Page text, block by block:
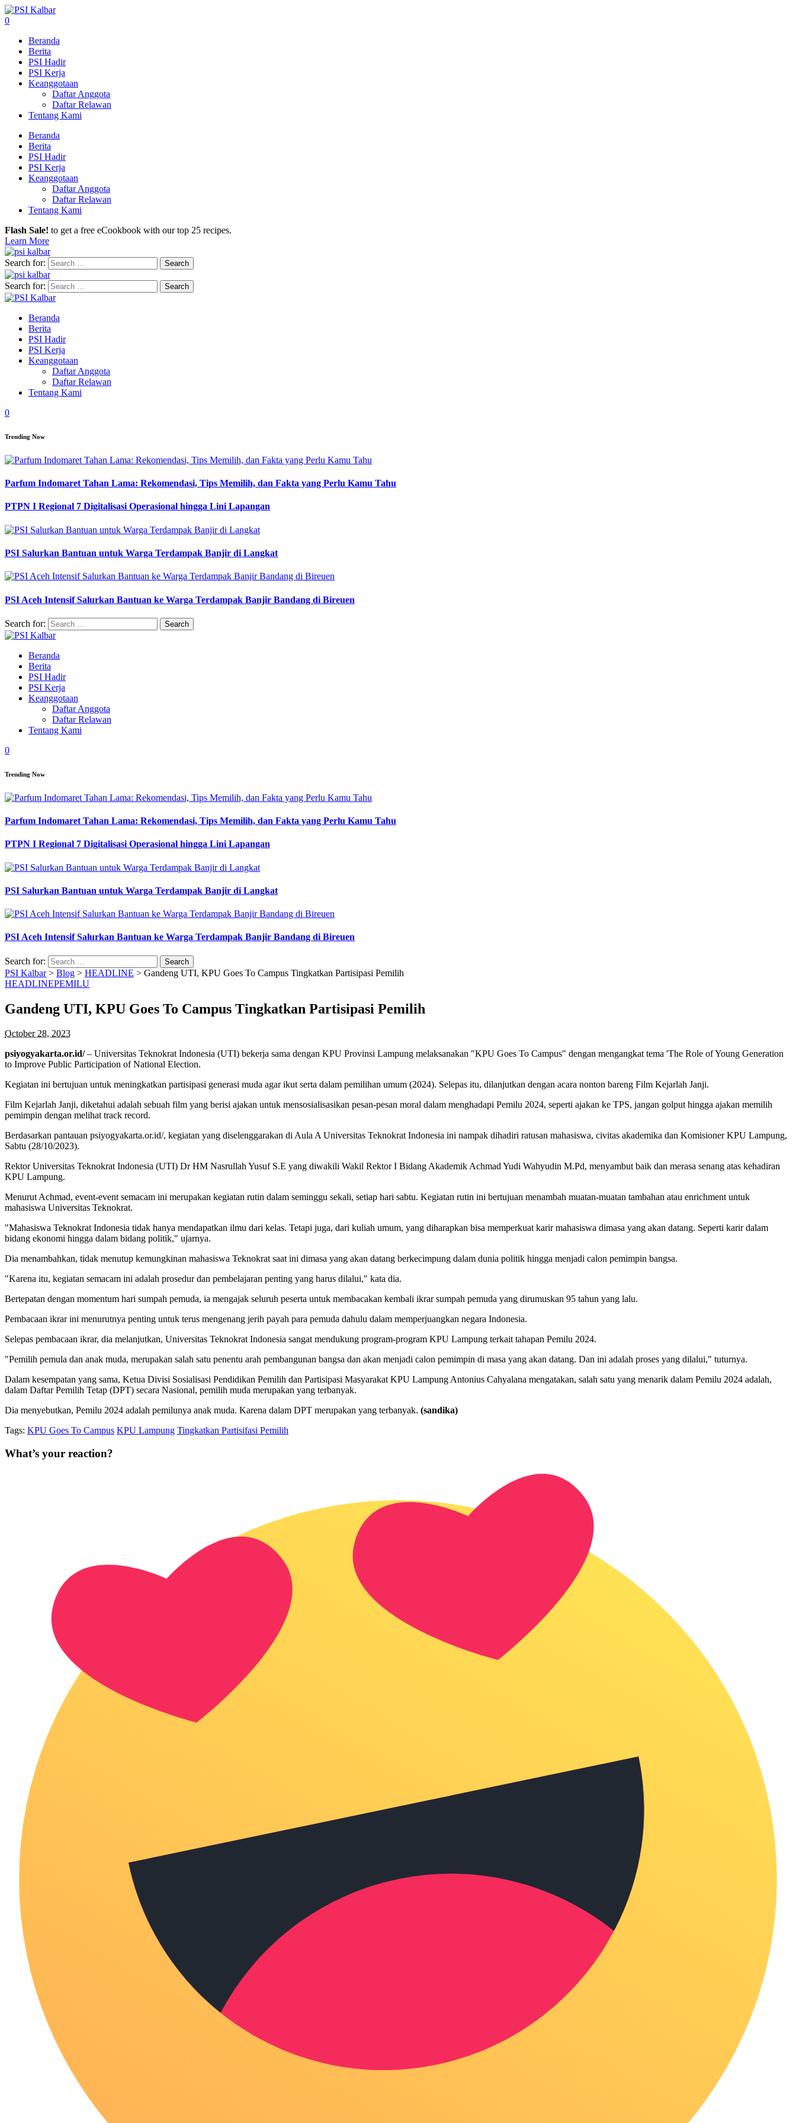
0
Beranda
Berita
PSI Hadir
PSI Kerja
Keanggotaan
Daftar Anggota
Daftar Relawan
Tentang Kami
Beranda
Berita
PSI Hadir
PSI Kerja
Keanggotaan
Daftar Anggota
Daftar Relawan
Tentang Kami
Flash Sale! to get a free eCookbook with our top 25 recipes.
Learn More
Search for:
Search for:
Beranda
Berita
PSI Hadir
PSI Kerja
Keanggotaan
Daftar Anggota
Daftar Relawan
Tentang Kami
0
Trending Now
Parfum Indomaret Tahan Lama: Rekomendasi, Tips Memilih, dan Fakta yang Perlu Kamu Tahu
PTPN I Regional 7 Digitalisasi Operasional hingga Lini Lapangan
PSI Salurkan Bantuan untuk Warga Terdampak Banjir di Langkat
PSI Aceh Intensif Salurkan Bantuan ke Warga Terdampak Banjir Bandang di Bireuen
Search for:
Beranda
Berita
PSI Hadir
PSI Kerja
Keanggotaan
Daftar Anggota
Daftar Relawan
Tentang Kami
0
Trending Now
Parfum Indomaret Tahan Lama: Rekomendasi, Tips Memilih, dan Fakta yang Perlu Kamu Tahu
PTPN I Regional 7 Digitalisasi Operasional hingga Lini Lapangan
PSI Salurkan Bantuan untuk Warga Terdampak Banjir di Langkat
PSI Aceh Intensif Salurkan Bantuan ke Warga Terdampak Banjir Bandang di Bireuen
Search for:
PSI Kalbar> Blog > HEADLINE > Gandeng UTI, KPU Goes To Campus Tingkatkan Partisipasi Pemilih
HEADLINEPEMILU
Gandeng UTI, KPU Goes To Campus Tingkatkan Partisipasi Pemilih
October 28, 2023
psiyogyakarta.or.id/– Universitas Teknokrat Indonesia (UTI) bekerja sama dengan KPU Provinsi Lampung melaksanakan "KPU Goes To Campus" dengan mengangkat tema 'The Role of Young Generation
to Improve Public Participation of National Election.
Kegiatan ini bertujuan untuk meningkatkan partisipasi generasi muda agar ikut serta dalam pemilihan umum (2024). Selepas itu, dilanjutkan dengan acara nonton bareng Film Kejarlah Janji.
Film Kejarlah Janji, diketahui adalah sebuah film yang berisi ajakan untuk mensosialisasikan pesan-pesan moral dalam menghadapi Pemilu 2024, seperti ajakan ke TPS, jangan golput hingga ajakan memilih
pemimpin dengan melihat track record.
Berdasarkan pantauan psiyogyakarta.or.id/, kegiatan yang diselenggarakan di Aula A Universitas Teknokrat Indonesia ini nampak dihadiri ratusan mahasiswa, civitas akademika dan Komisioner KPU Lampung,
Sabtu (28/10/2023).
Rektor Universitas Teknokrat Indonesia (UTI) Dr HM Nasrullah Yusuf S.E yang diwakili Wakil Rektor I Bidang Akademik Achmad Yudi Wahyudin M.Pd, menyambut baik dan merasa senang atas kehadiran
KPU Lampung.
Menurut Achmad, event-event semacam ini merupakan kegiatan rutin dalam seminggu sekali, setiap hari sabtu. Kegiatan rutin ini bertujuan menambah muatan-muatan tambahan atau enrichment untuk
mahasiswa Universitas Teknokrat.
"Mahasiswa Teknokrat Indonesia tidak hanya mendapatkan ilmu dari kelas. Tetapi juga, dari kuliah umum, yang diharapkan bisa memperkuat karir mahasiswa dimasa yang akan datang. Seperti karir dalam
bidang ekonomi hingga dalam bidang politik," ujarnya.
Dia menambahkan, tidak menutup kemungkinan mahasiswa Teknokrat saat ini dimasa yang akan datang berkecimpung dalam dunia politik hingga menjadi calon pemimpin bangsa.
"Karena itu, kegiatan semacam ini adalah prosedur dan pembelajaran penting yang harus dilalui," kata dia.
Bertepatan dengan momentum hari sumpah pemuda, ia mengajak seluruh peserta untuk membacakan kembali ikrar sumpah pemuda yang dirumuskan 95 tahun yang lalu.
Pembacaan ikrar ini menurutnya penting untuk terus mengenang jerih payah para pemuda dahulu dalam memperjuangkan negara Indonesia.
Selepas pembacaan ikrar, dia melanjutkan, Universitas Teknokrat Indonesia sangat mendukung program-program KPU Lampung terkait tahapan Pemilu 2024.
"Pemilih pemula dan anak muda, merupakan salah satu penentu arah pembangunan bangsa dan akan menjadi calon pemimpin di masa yang akan datang. Dan ini adalah proses yang dilalui," tuturnya.
Dalam kesempatan yang sama, Ketua Divisi Sosialisasi Pendidikan Pemilih dan Partisipasi Masyarakat KPU Lampung Antonius Cahyalana mengatakan, salah satu yang menarik dalam Pemilu 2024 adalah,
dalam Daftar Pemilih Tetap (DPT) secara Nasional, pemilih muda merupakan yang terbanyak.
Dia menyebutkan, Pemilu 2024 adalah pemilunya anak muda. Karena dalam DPT merupakan yang terbanyak. (sandika)
Tags: KPU Goes To Campus KPU Lampung Tingkatkan Partisifasi Pemilih
What’s your reaction?